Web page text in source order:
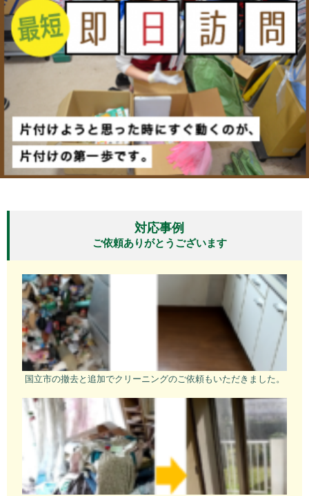
対応事例
ご依頼ありがとうございます
国立市の撤去と追加でクリーニングのご依頼もいただきました。